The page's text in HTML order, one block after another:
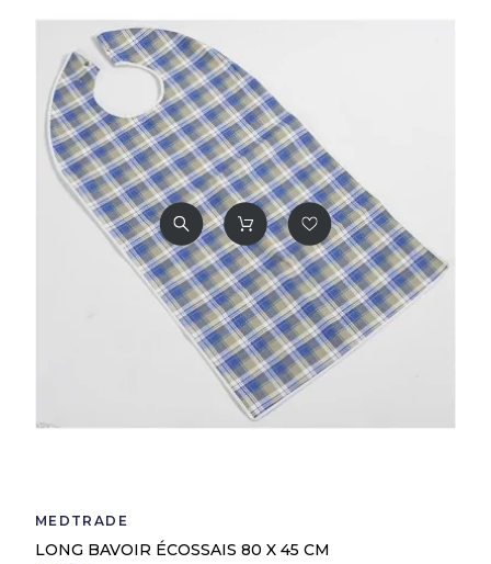
MEDTRADE
LONG BAVOIR ÉCOSSAIS 80 X 45 CM